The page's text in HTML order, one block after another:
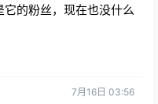
模式有时也很棒，但有